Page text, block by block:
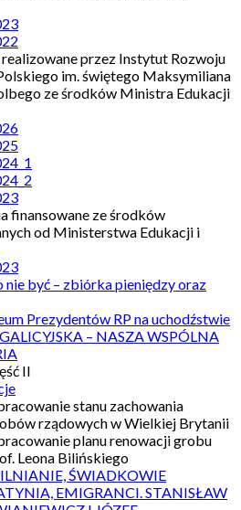
realizowane przez Instytut Rozwoju
im. świętego Maksymiliana
ze środków Ministra Edukacji
finansowane ze środków
od Ministerstwa Edukacji i
nie być – zbiórka pieniędzy oraz
Prezydentów RP na uchodźstwie
– NASZA WSPÓLNA
II
stanu zachowania
rządowych w Wielkiej Brytanii
planu renowacji grobu
Leona Bilińskiego
ŚWIADKOWIE
EMIGRANCI. STANISŁAW